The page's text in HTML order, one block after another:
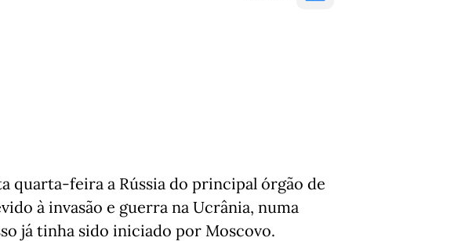
quarta-feira a Rússia do principal órgão de
à invasão e guerra na Ucrânia, numa
já tinha sido iniciado por Moscovo.